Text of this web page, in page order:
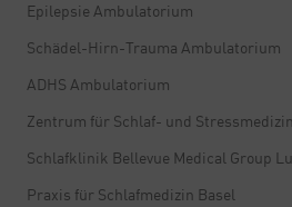
Epilepsie Ambulatorium
Schädel-Hirn-Trauma Ambulatorium
ADHS Ambulatorium
Zentrum für Schlaf- und
Schlafklinik Bellevue Medical Group
Praxis für Schlafmedizin Basel